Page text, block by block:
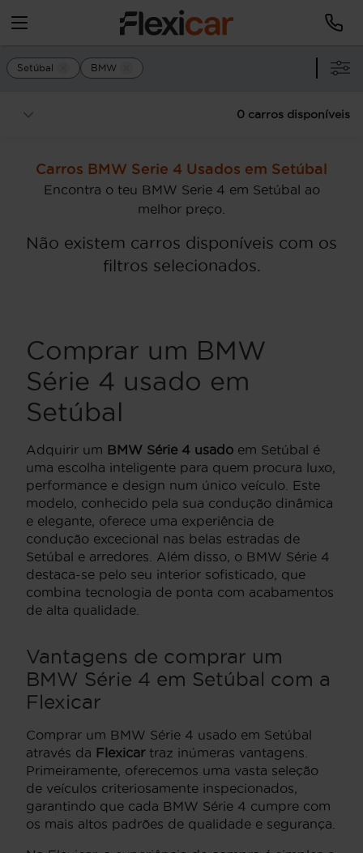
Setúbal BMW
0 carros disponíveis
Carros BMW Serie 4 Usados em Setúbal
Encontra o teu BMW Serie 4 em Setúbal ao
melhor preço.
Não existem carros disponíveis com os
filtros selecionados.
Comprar um BMW
Série 4 usado em
Setúbal
Adquirir um BMW Série 4 usado em Setúbal é
uma escolha inteligente para quem procura luxo,
performance e design num único veículo. Este
modelo, conhecido pela sua condução dinâmica
e elegante, oferece uma experiência de
condução excecional nas belas estradas de
Setúbal e arredores. Além disso, o BMW Série 4
destaca-se pelo seu interior sofisticado, que
combina tecnologia de ponta com acabamentos
de alta qualidade.
Vantagens de comprar um
BMW Série 4 em Setúbal com a
Flexicar
Comprar um BMW Série 4 usado em Setúbal
através da Flexicartraz inúmeras vantagens.
Primeiramente, oferecemos uma vasta seleção
de veículos criteriosamente inspecionados,
garantindo que cada BMW Série 4 cumpre com
os mais altos padrões de qualidade e segurança.